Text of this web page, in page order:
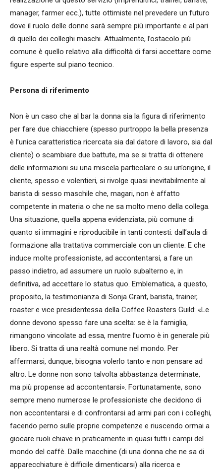
manager, farmer ecc.), tutte ottimiste nel prevedere un futuro
dove il ruolo delle donne sarà sempre più importante e al pari
di quello dei colleghi maschi. Attualmente, l’ostacolo più
comune è quello relativo alla difficoltà di farsi accettare come
figure esperte sul piano tecnico.
Persona di riferimento
Non è un caso che al bar la donna sia la figura di riferimento
per fare due chiacchiere (spesso purtroppo la bella presenza
è l’unica caratteristica ricercata sia dal datore di lavoro, sia dal
cliente) o scambiare due battute, ma se si tratta di ottenere
delle informazioni su una miscela particolare o su un’origine, il
cliente, spesso e volentieri, si rivolge quasi inevitabilmente al
barista di sesso maschile che, magari, non è affatto
competente in materia o che ne sa molto meno della collega.
Una situazione, quella appena evidenziata, più comune di
quanto si immagini e riproducibile in tanti contesti: dall’aula di
formazione alla trattativa commerciale con un cliente. E che
induce molte professioniste, ad accontentarsi, a fare un
passo indietro, ad assumere un ruolo subalterno e, in
definitiva, ad accettare lo status quo. Emblematica, a questo,
proposito, la testimonianza di Sonja Grant, barista, trainer,
roaster e vice presidentessa della Coffee Roasters Guild: «Le
donne devono spesso fare una scelta: se è la famiglia,
rimangono vincolate ad essa, mentre l’uomo è in generale più
libero. Si tratta di una realtà comune nel mondo. Per
affermarsi, dunque, bisogna volerlo tanto e non pensare ad
altro. Le donne non sono talvolta abbastanza determinate,
ma più propense ad accontentarsi». Fortunatamente, sono
sempre meno numerose le professioniste che decidono di
non accontentarsi e di confrontarsi ad armi pari con i colleghi,
facendo perno sulle proprie competenze e riuscendo ormai a
giocare ruoli chiave in praticamente in quasi tutti i campi del
mondo del caffè. Dalle macchine (di una donna che ne sa di
apparecchiature è difficile dimenticarsi) alla ricerca e